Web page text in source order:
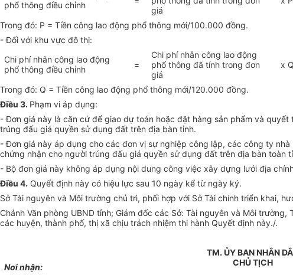
phổ thông điều chỉnh
giá
Trong đó: P = Tiền công lao động phổ thông mới/100.000 đồng.
- Đối với khu vực đô thị:
Chi phí nhân công lao động
phổ thông điều chỉnh
=
Chi phí nhân công lao động
phổ thông đã tính trong đơn
giá
x Q
Trong đó: Q = Tiền công lao động phổ thông mới/120.000 đồng.
Điều 3. Phạm vi áp dụng:
- Đơn giá này là căn cứ để giao dự toán hoặc đặt hàng sản phẩm và
trúng đấu giá quyền sử dụng đất trên địa bàn tỉnh.
- Đơn giá này áp dụng cho các đơn vị sự nghiệp công lập, các công ty
chứng nhận cho người trúng đấu giá quyền sử dụng đất trên địa bàn toàn
- Bộ đơn giá này không áp dụng nội dung công việc xây dựng lưới địa
Điều 4. Quyết định này có hiệu lực sau 10 ngày kể từ ngày ký.
Sở Tài nguyên và Môi trường chủ trì, phối hợp với Sở Tài chính triển khai,
Chánh Văn phòng UBND tỉnh; Giám đốc các Sở: Tài nguyên và Môi
các huyện, thành phố, thị xã chịu trách nhiệm thi hành Quyết định này./.
Nơi nhận:
TM. ỦY BAN NHÂN
CHỦ TỊCH